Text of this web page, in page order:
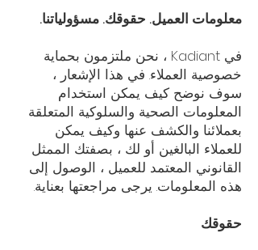
معلومات العميل. حقوقك. مسؤولياتنا.
في Kadiant ، نحن ملتزمون بحماية
خصوصية العملاء. في هذا الإشعار ،
سوف نوضح كيف يمكن استخدام
المعلومات الصحية والسلوكية المتعلقة
بعملائنا والكشف عنها وكيف يمكن
للعملاء البالغين أو لك ، بصفتك الممثل
القانوني المعتمد للعميل ، الوصول إلى
هذه المعلومات. يرجى مراجعتها بعناية.
حقوقك